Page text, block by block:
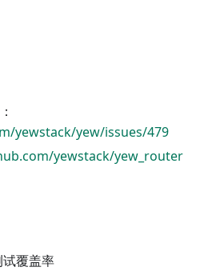
yewstack/yew/issues/479
yewstack/yew_router
覆盖率